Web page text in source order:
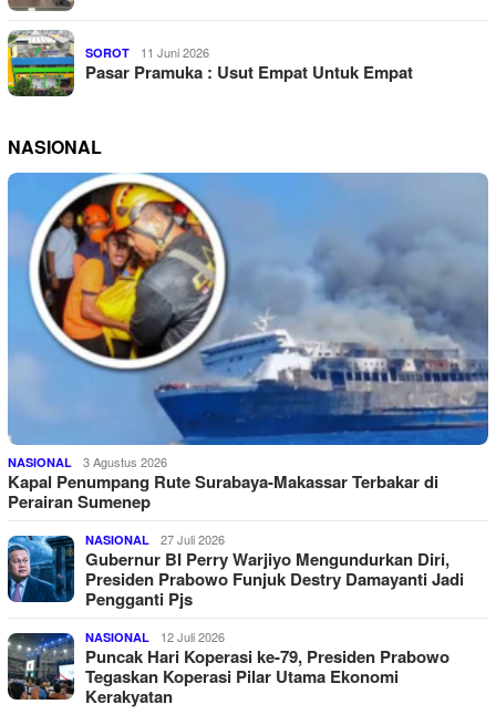
SOROT 11 Juni 2026
Pasar Pramuka : Usut Empat Untuk Empat
NASIONAL
NASIONAL 3 Agustus 2026
Kapal Penumpang Rute Surabaya-Makassar Terbakar di
Perairan Sumenep
NASIONAL 27 Juli 2026
Gubernur BI Perry Warjiyo Mengundurkan Diri,
Presiden Prabowo Funjuk Destry Damayanti Jadi
Pengganti Pjs
NASIONAL 12 Juli 2026
Puncak Hari Koperasi ke-79, Presiden Prabowo
Tegaskan Koperasi Pilar Utama Ekonomi
Kerakyatan